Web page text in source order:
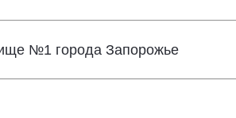
№1 города Запорожье